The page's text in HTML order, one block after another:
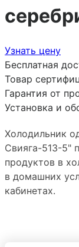
Узнать цену
Бесплатная
Товар
Гарантия от
Установка и
Холодильник
Свияга-513-5"
продуктов в
в домашних
кабинетах.